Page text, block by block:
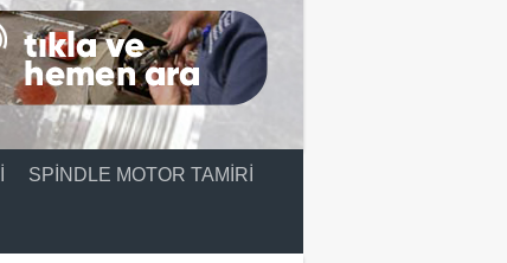
SPINDLE MOTOR TAMIRI